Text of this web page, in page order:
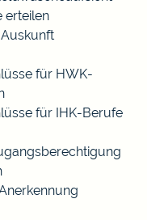
erteilen
für HWK-
für IHK-Berufe